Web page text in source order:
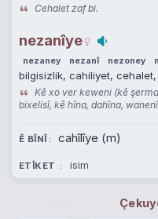
Cehalet zaf bi.
nezanîye
nezaney nezanî nezoney
bilgisizlik, cahiliyet, cehalet,
Kê xo ver keweni (kê
bixelisî, kê hîna, dahîna,
Ê BÎNÎ cahîlîye (m)
ETÎKET isim